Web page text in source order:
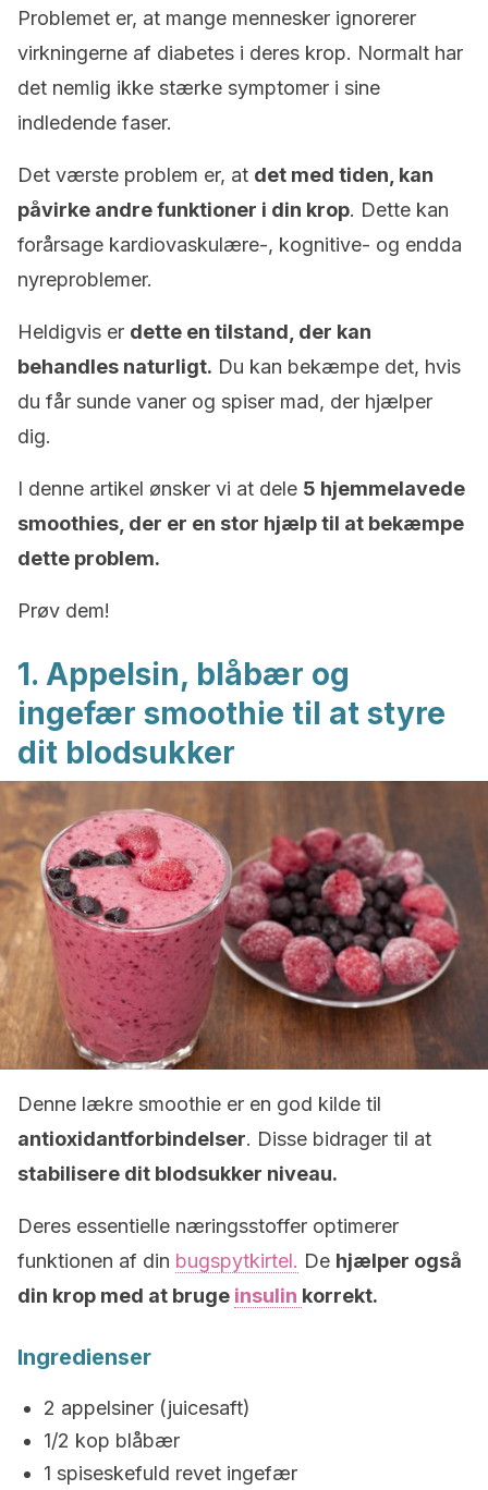
Problemet er, at mange mennesker ignorerer
virkningerne af diabetes i deres krop. Normalt har
det nemlig ikke stærke symptomer i sine
indledende faser.
Det værste problem er, at det med tiden, kan
påvirke andre funktioner i din krop. Dette kan
forårsage kardiovaskulære-, kognitive- og endda
nyreproblemer.
Heldigvis er dette en tilstand, der kan
behandles naturligt. Du kan bekæmpe det, hvis
du får sunde vaner og spiser mad, der hjælper
dig.
I denne artikel ønsker vi at dele 5 hjemmelavede
smoothies, der er en stor hjælp til at bekæmpe
dette problem.
Prøv dem!
1. Appelsin, blåbær og
ingefær smoothie til at styre
dit blodsukker
Denne lækre smoothie er en god kilde til
antioxidantforbindelser. Disse bidrager til at
stabilisere dit blodsukker niveau.
Deres essentielle næringsstoffer optimerer
funktionen af din bugspytkirtel. De hjælper også
din krop med at bruge insulin korrekt.
Ingredienser
2 appelsiner (juicesaft)
1/2 kop blåbær
1 spiseskefuld revet ingefær